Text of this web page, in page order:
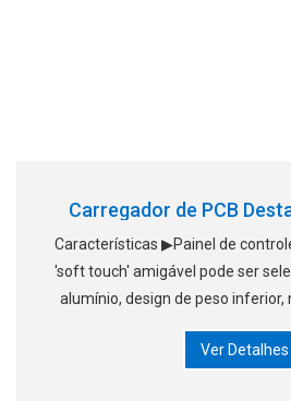
Carregador de PCB
Características ▶Painel de
'soft touch' amigável pode ser
alumínio, design de peso inferior,
Ver Detalhes